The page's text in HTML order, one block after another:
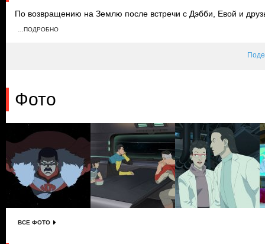
По возвращению на Землю после встречи с Дэбби, Евой и
Он узнает от Трагга, что вильтрумиты живут среди людей и
…ПОДРОБНО
Фото
ВСЕ ФОТО